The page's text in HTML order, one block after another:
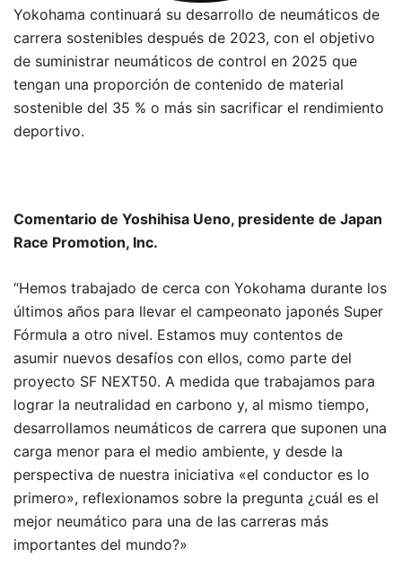
Yokohama continuará su desarrollo de neumáticos de
carrera sostenibles después de 2023, con el objetivo
de suministrar neumáticos de control en 2025 que
tengan una proporción de contenido de material
sostenible del 35 % o más sin sacrificar el rendimiento
deportivo.
Comentario de Yoshihisa Ueno, presidente de Japan
Race Promotion, Inc.
“Hemos trabajado de cerca con Yokohama durante los
últimos años para llevar el campeonato japonés Super
Fórmula a otro nivel. Estamos muy contentos de
asumir nuevos desafíos con ellos, como parte del
proyecto SF NEXT50. A medida que trabajamos para
lograr la neutralidad en carbono y, al mismo tiempo,
desarrollamos neumáticos de carrera que suponen una
carga menor para el medio ambiente, y desde la
perspectiva de nuestra iniciativa «el conductor es lo
primero», reflexionamos sobre la pregunta ¿cuál es el
mejor neumático para una de las carreras más
importantes del mundo?»